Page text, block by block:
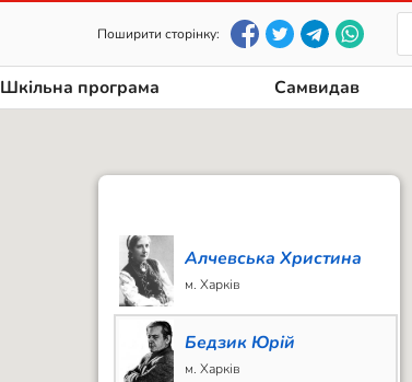
Поширити сторінку:
Шкільна програма Самвидав
Алчевська Христина
м. Харків
Бедзик Юрій
м. Харків